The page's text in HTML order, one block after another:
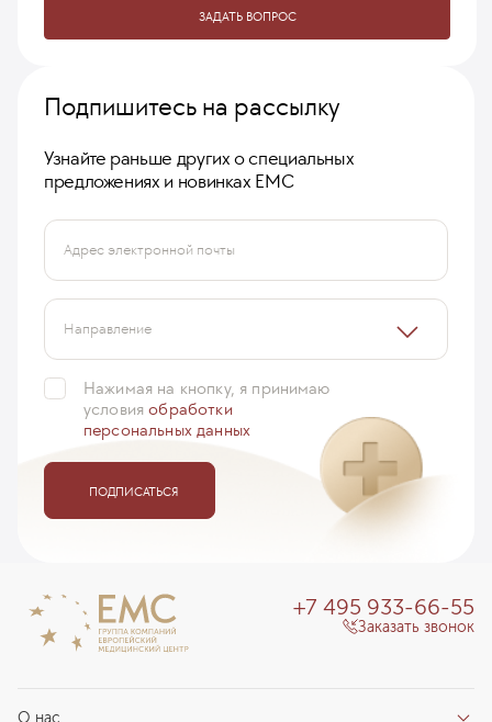
ЗАДАТЬ ВОПРОС
Подпишитесь на рассылку
Узнайте раньше других о специальных
предложениях и новинках ЕМС
Адрес электронной почты
Направление
Нажимая на кнопку, я принимаю
условияобработки
персональных данных
ПОДПИСАТЬСЯ
О нас
+7 495 933-66-55
Заказать звонок